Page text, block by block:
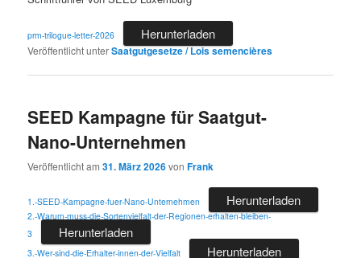
prm-trilogue-letter-2026 Herunterladen
Veröffentlicht unterSaatgutgesetze / Lois semencières
SEED Kampagne für Saatgut-
Nano-Unternehmen
Veröffentlicht am31. März 2026vonFrank
1.-SEED-Kampagne-fuer-Nano-Unternehmen Herunterladen
2.-Warum-muss-die-Sortenvielfalt-der-Regionen-erhalten-bleiben-
3
Herunterladen
3.-Wer-sind-die-Erhalter-innen-der-Vielfalt Herunterladen